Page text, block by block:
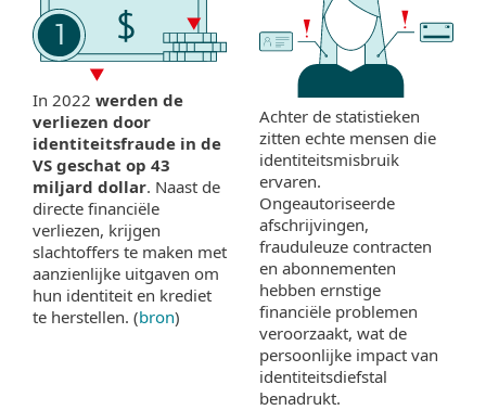
In 2022 werden de
verliezen door
identiteitsfraude in de
VS geschat op 43
miljard dollar. Naast de
directe financiële
verliezen, krijgen
slachtoffers te maken met
aanzienlijke uitgaven om
hun identiteit en krediet
te herstellen. (bron)
Achter de statistieken
zitten echte mensen die
identiteitsmisbruik
ervaren.
Ongeautoriseerde
afschrijvingen,
frauduleuze contracten
en abonnementen
hebben ernstige
financiële problemen
veroorzaakt, wat de
persoonlijke impact van
identiteitsdiefstal
benadrukt.